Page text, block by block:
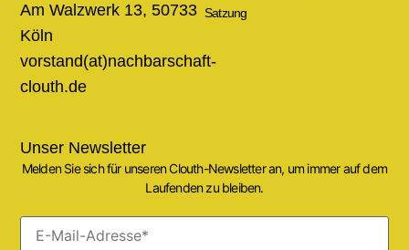
Satzung
Am Walzwerk 13, 50733
Köln
vorstand(at)nachbarschaft-
clouth.de
Unser Newsletter
Melden Sie sich für unseren Clouth-Newsletter an, um immer auf dem
Laufenden zu bleiben.